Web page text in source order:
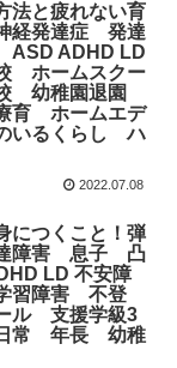
法と疲れない育
経発達症 発達
ADHD LD
ホームスクー
幼稚園退園
育 ホームエデ
いるくらし ハ
2022.07.08
につくこと！弾
達障害 息子 凸
LD 不安障
習障害 不登
ル 支援学級3
常 年長 幼稚